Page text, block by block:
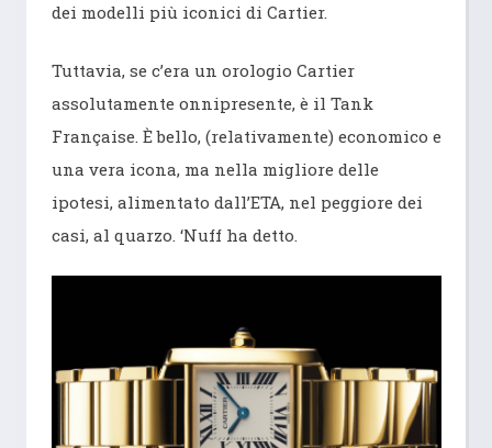
dei modelli più iconici di Cartier.
Tuttavia, se c’era un orologio Cartier
assolutamente onnipresente, è il Tank
Française. È bello, (relativamente) economico e
una vera icona, ma nella migliore delle
ipotesi, alimentato dall’ETA, nel peggiore dei
casi, al quarzo. ‘Nuff ha detto.